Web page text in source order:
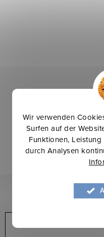
Wir verwenden
Surfen auf der
Funktionen,
durch Analysen
Letzte
ALLE
E-Mail